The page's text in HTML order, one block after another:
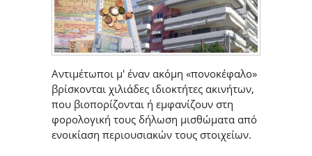
Αντιμέτωποι μ' έναν ακόμη «πονοκέφαλο»
βρίσκονται χιλιάδες ιδιοκτήτες ακινήτων,
που βιοπορίζονται ή εμφανίζουν στη
φορολογική τους δήλωση μισθώματα από
ενοικίαση περιουσιακών τους στοιχείων.